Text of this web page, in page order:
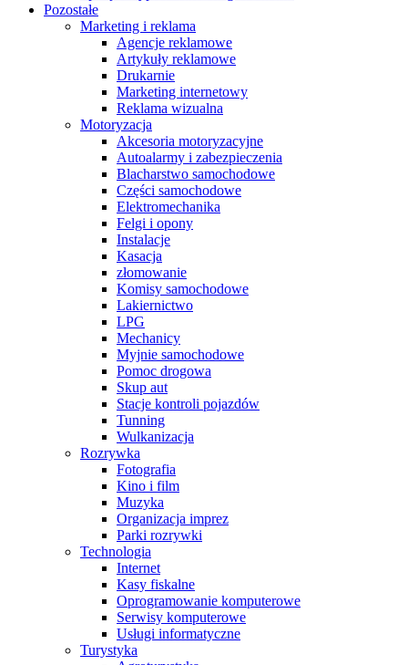
Pozostałe
Marketing i reklama
Agencje reklamowe
Artykuły reklamowe
Drukarnie
Marketing internetowy
Reklama wizualna
Motoryzacja
Akcesoria motoryzacyjne
Autoalarmy i zabezpieczenia
Blacharstwo samochodowe
Części samochodowe
Elektromechanika
Felgi i opony
Instalacje
Kasacja
złomowanie
Komisy samochodowe
Lakiernictwo
LPG
Mechanicy
Myjnie samochodowe
Pomoc drogowa
Skup aut
Stacje kontroli pojazdów
Tunning
Wulkanizacja
Rozrywka
Fotografia
Kino i film
Muzyka
Organizacja imprez
Parki rozrywki
Technologia
Internet
Kasy fiskalne
Oprogramowanie komputerowe
Serwisy komputerowe
Usługi informatyczne
Turystyka